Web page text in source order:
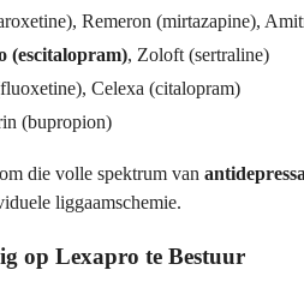
Remeron (mirtazapine),
(escitalopram), Zoloft (sertraline)
Celexa (citalopram)
(bupropion)
die volle spektrum van
liggaamschemie.
op Lexapro te Bestuur